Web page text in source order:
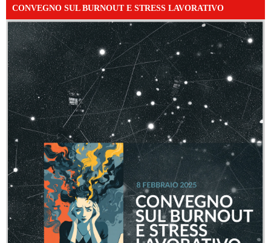
CONVEGNO SUL BURNOUT E STRESS LAVORATIVO